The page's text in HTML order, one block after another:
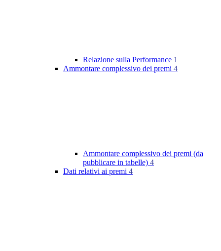
Relazione sulla Performance 1
Ammontare complessivo dei premi 4
Ammontare complessivo dei premi (da
pubblicare in tabelle) 4
Dati relativi ai premi 4